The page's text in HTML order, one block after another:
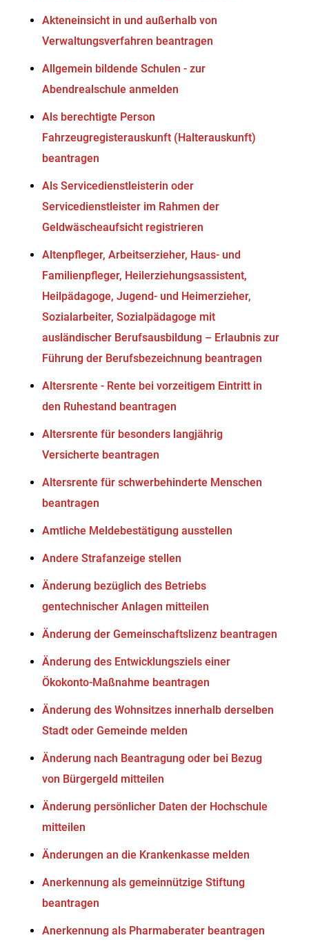
Akteneinsicht in und außerhalb von
Verwaltungsverfahren beantragen
Allgemein bildende Schulen - zur
Abendrealschule anmelden
Als berechtigte Person
Fahrzeugregisterauskunft (Halterauskunft)
beantragen
Als Servicedienstleisterin oder
Servicedienstleister im Rahmen der
Geldwäscheaufsicht registrieren
Altenpfleger, Arbeitserzieher, Haus- und
Familienpfleger, Heilerziehungsassistent,
Heilpädagoge, Jugend- und Heimerzieher,
Sozialarbeiter, Sozialpädagoge mit
ausländischer Berufsausbildung – Erlaubnis zur
Führung der Berufsbezeichnung beantragen
Altersrente - Rente bei vorzeitigem Eintritt in
den Ruhestand beantragen
Altersrente für besonders langjährig
Versicherte beantragen
Altersrente für schwerbehinderte Menschen
beantragen
Amtliche Meldebestätigung ausstellen
Andere Strafanzeige stellen
Änderung bezüglich des Betriebs
gentechnischer Anlagen mitteilen
Änderung der Gemeinschaftslizenz beantragen
Änderung des Entwicklungsziels einer
Ökokonto-Maßnahme beantragen
Änderung des Wohnsitzes innerhalb derselben
Stadt oder Gemeinde melden
Änderung nach Beantragung oder bei Bezug
von Bürgergeld mitteilen
Änderung persönlicher Daten der Hochschule
mitteilen
Änderungen an die Krankenkasse melden
Anerkennung als gemeinnützige Stiftung
beantragen
Anerkennung als Pharmaberater beantragen